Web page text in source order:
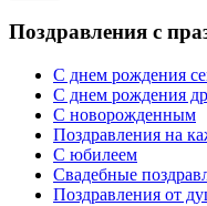
Поздравления с
С днем рождения
С днем рождения
C новорожденным
Поздравления на
С юбилеем
Свадебные
Поздравления от